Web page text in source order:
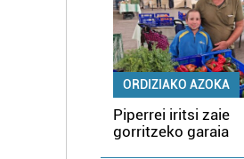
ORDIZIAKO AZOKA
Piperrei iritsi zaie
gorritzeko garaia